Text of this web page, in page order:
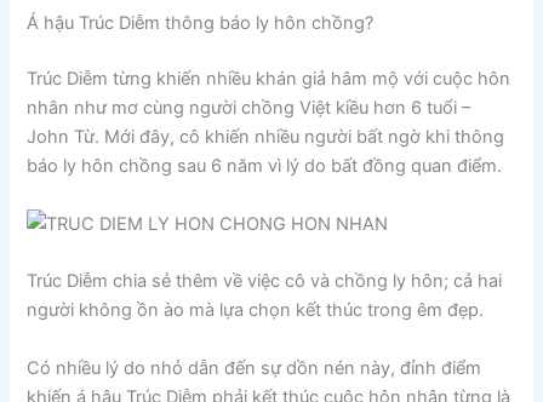
Á hậu Trúc Diễm thông báo ly hôn chồng?
Trúc Diễm từng khiến nhiều khán giả hâm mộ với cuộc hôn
nhân như mơ cùng người chồng Việt kiều hơn 6 tuổi –
John Từ. Mới đây, cô khiến nhiều người bất ngờ khi thông
báo ly hôn chồng sau 6 năm vì lý do bất đồng quan điểm.
Trúc Diễm chia sẻ thêm về việc cô và chồng ly hôn; cả hai
người không ồn ào mà lựa chọn kết thúc trong êm đẹp.
Có nhiều lý do nhỏ dẫn đến sự dồn nén này, đỉnh điểm
khiến á hậu Trúc Diễm phải kết thúc cuộc hôn nhân từng là